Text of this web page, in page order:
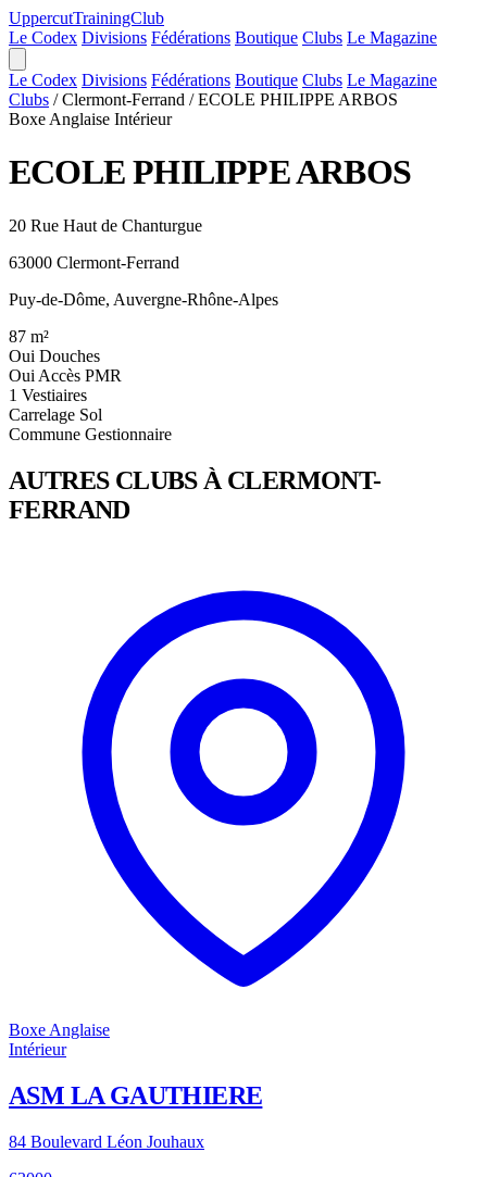
UppercutTrainingClub
Le Codex Divisions Fédérations Boutique Clubs Le Magazine
Le Codex Divisions Fédérations Boutique Clubs Le Magazine
Clubs / Clermont-Ferrand / ECOLE PHILIPPE ARBOS
Boxe Anglaise Intérieur
ECOLE PHILIPPE ARBOS
20 Rue Haut de Chanturgue
63000 Clermont-Ferrand
Puy-de-Dôme, Auvergne-Rhône-Alpes
87 m²
Oui Douches
Oui Accès PMR
1 Vestiaires
Carrelage Sol
Commune Gestionnaire
AUTRES CLUBS À CLERMONT-
FERRAND
Boxe Anglaise
Intérieur
ASM LA GAUTHIERE
84 Boulevard Léon Jouhaux